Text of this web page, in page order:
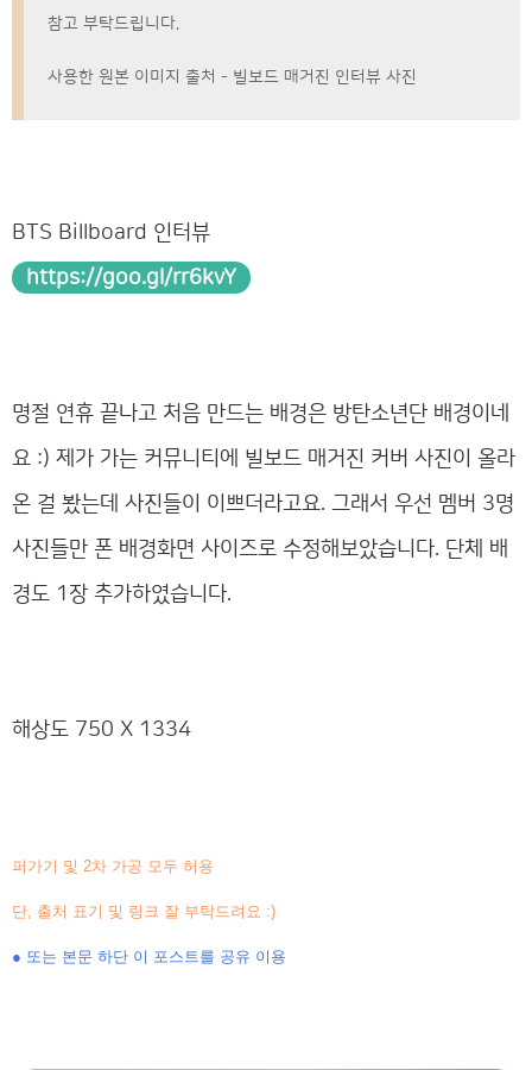
참고 부탁드립니다.
사용한 원본 이미지 출처 - 빌보드 매거진 인터뷰 사진
BTS Billboard 인터뷰
https://goo.gl/rr6kvY
명절 연휴 끝나고 처음 만드는 배경은 방탄소년단 배경이네
요 :) 제가 가는 커뮤니티에 빌보드 매거진 커버 사진이 올라
온 걸 봤는데 사진들이 이쁘더라고요. 그래서 우선 멤버 3명
사진들만 폰 배경화면 사이즈로 수정해보았습니다. 단체 배
경도 1장 추가하였습니다.
해상도 750 X 1334
퍼가기 및 2차 가공 모두 허용
단, 출처 표기 및 링크 잘 부탁드려요 :)
● 또는 본문 하단 이 포스트를 공유 이용